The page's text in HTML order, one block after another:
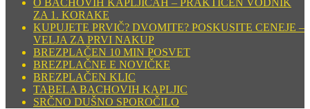
O BACHOVIH KAPLJICAH – PRAKTIČEN VODNIK
ZA 1. KORAKE
KUPUJETE PRVIČ? DVOMITE? POSKUSITE CENEJE –
VELJA ZA PRVI NAKUP
BREZPLAČEN 10 MIN POSVET
BREZPLAČNE E NOVIČKE
BREZPLAČEN KLIC
TABELA BACHOVIH KAPLJIC
SRČNO DUŠNO SPOROČILO